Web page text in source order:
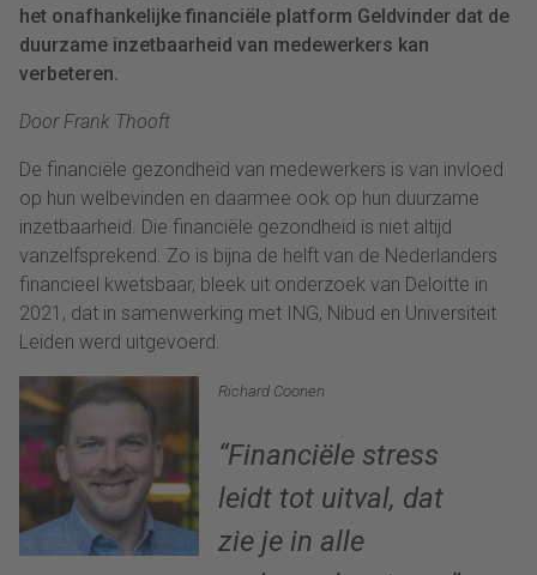
het onafhankelijke financiële platform Geldvinder dat de
duurzame inzetbaarheid van medewerkers kan
verbeteren.
Door Frank Thooft
De financiële gezondheid van medewerkers is van invloed
op hun welbevinden en daarmee ook op hun duurzame
inzetbaarheid. Die financiële gezondheid is niet altijd
vanzelfsprekend. Zo is bijna de helft van de Nederlanders
financieel kwetsbaar, bleek uit onderzoek van Deloitte in
2021, dat in samenwerking met ING, Nibud en Universiteit
Leiden werd uitgevoerd.
Richard Coonen
“Financiële stress
leidt tot uitval, dat
zie je in alle